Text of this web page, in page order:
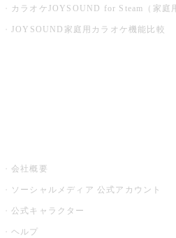
カラオケJOYSOUND for Steam（家庭
JOYSOUND家庭用カラオケ機能比較
会社概要
ソーシャルメディア 公式アカウント
公式キャラクター
ヘルプ